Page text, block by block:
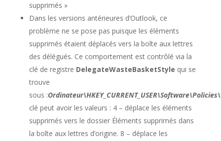
supprimés »
Dans les versions antérieures d’Outlook, ce
problème ne se pose pas puisque les éléments
supprimés étaient déplacés vers la boîte aux lettres
des délégués. Ce comportement est contrôlé via la
clé de registre DelegateWasteBasketStyle qui se
trouve
sous :
clé peut avoir les valeurs : 4 – déplace les éléments
supprimés vers le dossier Éléments supprimés dans
la boîte aux lettres d’origine. 8 – déplace les